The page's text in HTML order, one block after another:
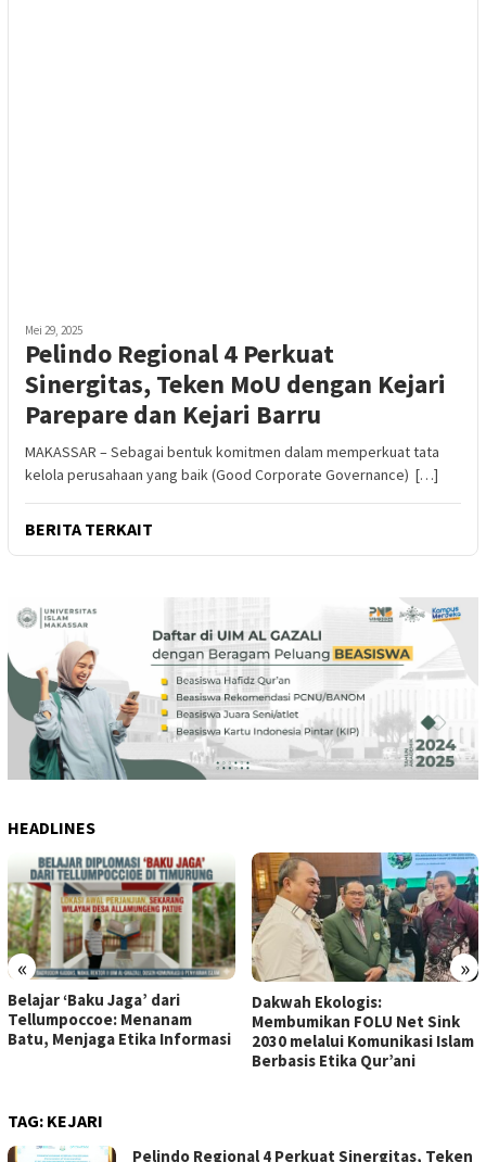
Mei 29, 2025
Pelindo Regional 4 Perkuat
Sinergitas, Teken MoU dengan Kejari
Parepare dan Kejari Barru
MAKASSAR – Sebagai bentuk komitmen dalam memperkuat tata
kelola perusahaan yang baik (Good Corporate Governance) […]
BERITA TERKAIT
HEADLINES
« »
Belajar ‘Baku Jaga’ dari
Tellumpoccoe: Menanam
Batu, Menjaga Etika Informasi
Dakwah Ekologis:
Membumikan FOLU Net Sink
2030 melalui Komunikasi Islam
Berbasis Etika Qur’ani
TAG: KEJARI
Pelindo Regional 4 Perkuat Sinergitas, Teken